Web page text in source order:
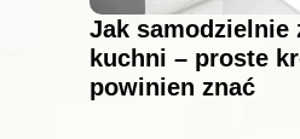
Jak
kuchni – proste
powinien znać